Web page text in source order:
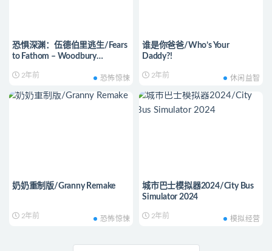
恐惧深渊：伍德伯里逃生/Fears
to Fathom – Woodbury
2年前 恐怖惊悚
谁是你爸爸/Who’s Your
Daddy?!
2年前 休闲益智
奶奶重制版/Granny Remake
2年前 恐怖惊悚
城市巴士模拟器2024/City Bus
Simulator 2024
2年前 模拟经营